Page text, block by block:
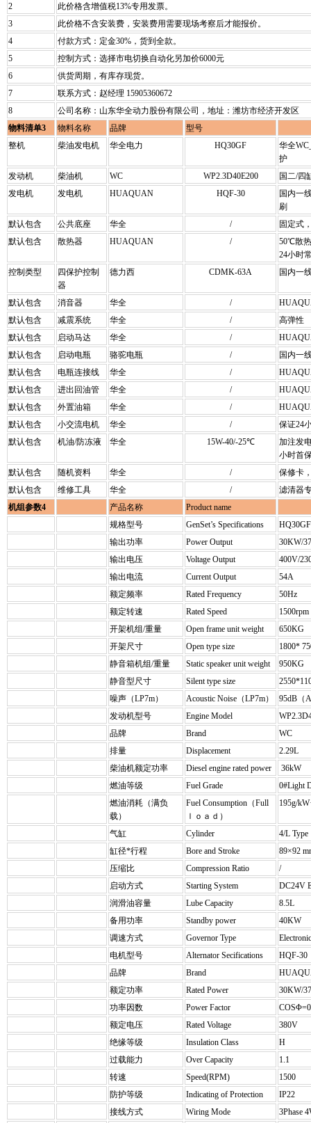
2
此价格含增值税13%专用发票。
3
此价格不含安装费，安装费用需要现场考察后才能报价。
4
付款方式：定金30%，货到全款。
5
控制方式：选择市电切换自动化另加价6000元
6
供货周期，有库存现货。
7
联系方式：赵经理 15905360672
8
公司名称：山东华全动力股份有限公司，地址：潍坊市经济开发区
物料清单3
物料名称 品牌
型号
整机
柴油发电机 华全电力 HQ30GF
华全
护
发动机
柴油机 WC WP2.3D40E200
国二/四
发电机
发电机 HUAQUAN HQF-30
国内一
刷
默认包含
公共底座 华全 /
固定式
默认包含
散热器 HUAQUAN /
50℃散
24小时
控制类型
四保护控制
器
德力西 CDMK-63A 国内一
默认包含 消音器 华全 /
默认包含
减震系统 华全 /
高弹性
默认包含
启动马达 华全 /
默认包含
启动电瓶 骆驼电瓶 /
国内一
默认包含
电瓶连接线 华全 /
默认包含
进出回油管 华全 /
默认包含
外置油箱 华全 /
默认包含
小交流电机 华全 /
保证24
默认包含
机油/防冻液 华全 15W-40/-25℃
加注发
小时首
默认包含
随机资料 华全 /
保修卡
默认包含
维修工具 华全 /
滤清器
机组参数4
产品名称
Product name
规格型号
GenSet’s Specifications
HQ30GF
输出功率
Power Output
30KW/
输出电压
Voltage Output
400V/
输出电流
Current Output
54A
额定频率
Rated Frequency
50Hz
额定转速
Rated Speed
1500rpm
开架机组/重量
Open frame unit weight
650KG
开架尺寸
Open type size
1800*
静音箱机组/重量
Static speaker unit weight
950KG
静音型尺寸
Silent type size
噪声（LP7m）
Acoustic Noise（LP7m）
95dB（
发动机型号
Engine Model
品牌
Brand
WC
排量
Displacement
2.29L
柴油机额定功率
Diesel engine rated power
36kW
燃油等级
Fuel Grade
0#Light
燃油消耗（满负
载）
Fuel Consumption（Full
ｌｏａｄ）
195g/
气缸 Cylinder
4/L Type
缸径*行程
Bore and Stroke
89×92
压缩比
Compression Ratio
/
启动方式
Starting System
DC24V
润滑油容量
Lube Capacity
8.5L
备用功率
Standby power
40KW
调速方式
Governor Type
电机型号
Alternator Secifications
HQF-30
品牌
Brand
额定功率
Rated Power
30KW/
功率因数
Power Factor
额定电压
Rated Voltage
380V
绝缘等级
Insulation Class
H
过载能力
Over Capacity
1.1
转速
Speed(RPM)
1500
防护等级
Indicating of Protection
IP22
接线方式
Wiring Mode
3Phase